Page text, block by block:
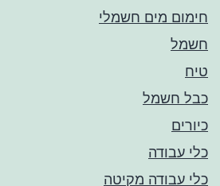
חימום מים חשמלי
חשמל
טיח
כבל חשמל
כיורים
כלי עבודה
כלי עבודה מקיטה